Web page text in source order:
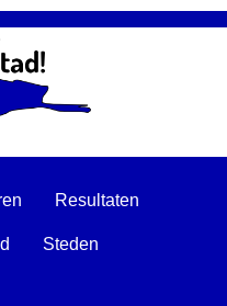
Resultaten
Steden